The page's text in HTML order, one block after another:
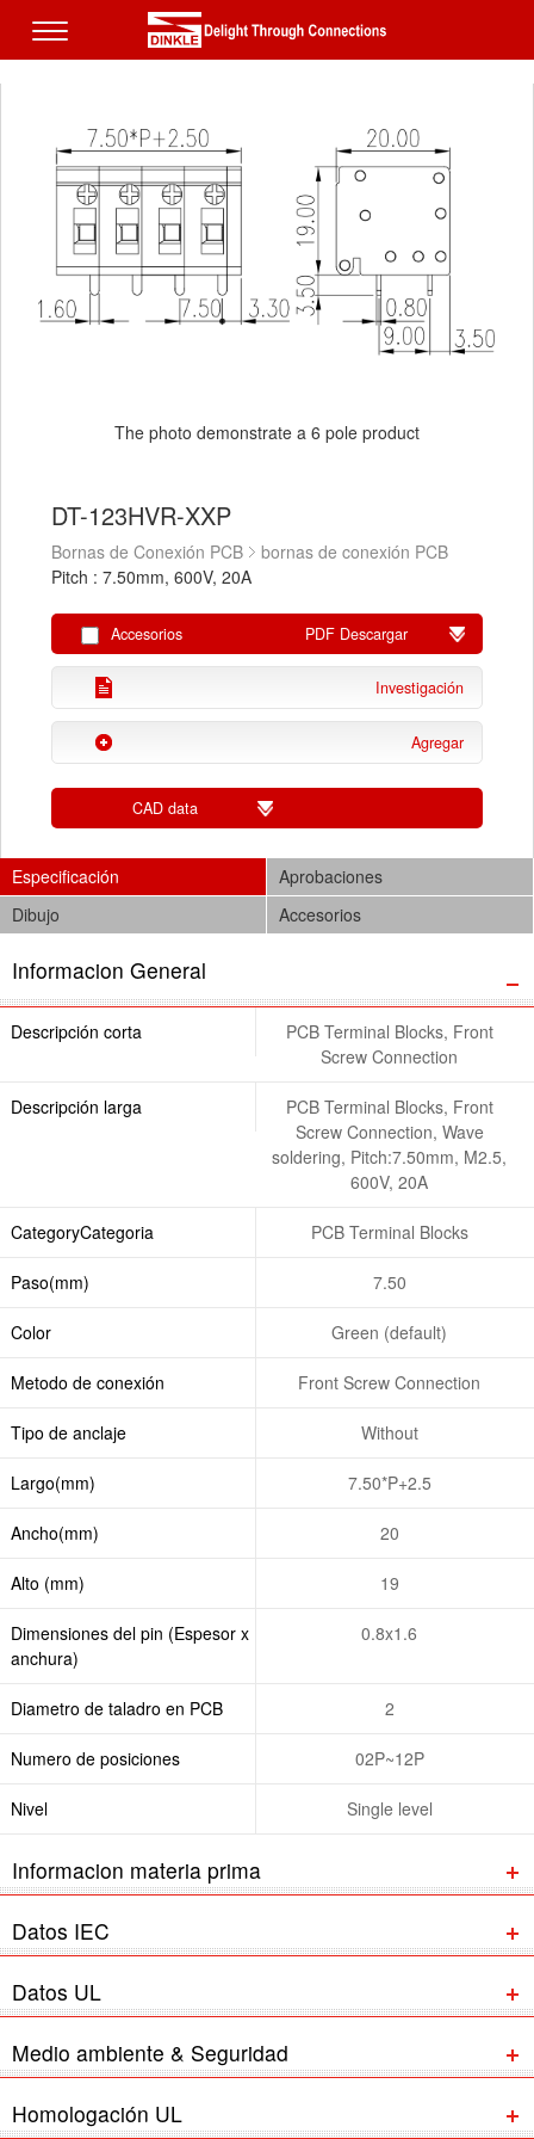
The photo demonstrate a 6 pole product
DT-123HVR-XXP
Bornas de Conexión PCB
bornas de conexión PCB
Pitch : 7.50mm, 600V, 20A
Accesorios PDF Descargar
Investigación
Agregar
CAD data
Especificación
Aprobaciones
Dibujo
Accesorios
Informacion General
Descripción corta
PCB Terminal Blocks, Front
Screw Connection
Descripción larga
PCB Terminal Blocks, Front
Screw Connection, Wave
soldering, Pitch:7.50mm, M2.5,
600V, 20A
CategoryCategoria PCB Terminal Blocks
Paso(mm) 7.50
Color Green (default)
Metodo de conexión Front Screw Connection
Tipo de anclaje Without
Largo(mm) 7.50*P+2.5
Ancho(mm) 20
Alto (mm) 19
Dimensiones del pin (Espesor x
anchura)
0.8x1.6
Diametro de taladro en PCB 2
Numero de posiciones 02P~12P
Nivel Single level
Informacion materia prima
Datos IEC
Datos UL
Medio ambiente & Seguridad
Homologación UL